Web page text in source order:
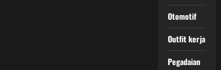
Otomotif
Outfit kerja
Pegadaian